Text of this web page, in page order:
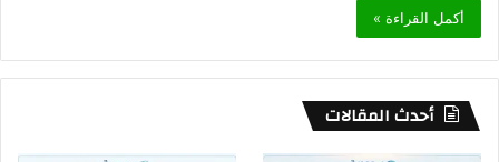
أكمل القراءة »
أحدث المقالات